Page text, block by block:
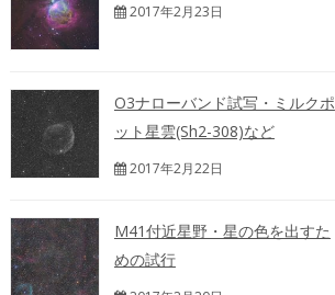
2017年2月23日
O3ナローバンド試写・ミルクポ
ット星雲(Sh2-308)など
2017年2月22日
M41付近星野・星の色を出すた
めの試行